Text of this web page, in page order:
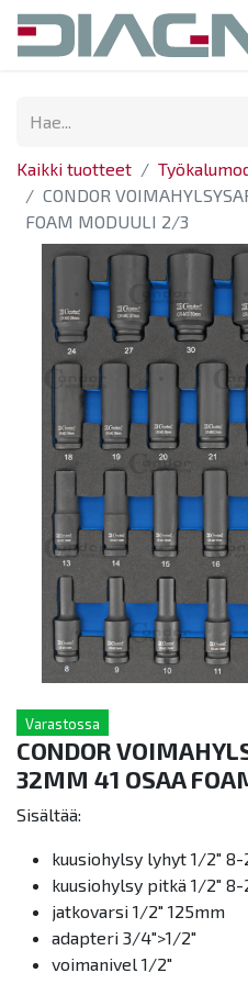
Kaikki tuotteet
CONDOR
FOAM MODUULI 2/3
Varastossa
CONDOR
32MM 41 OSAA
Sisältää:
kuusiohylsy lyhyt 1/2" 8-
kuusiohylsy pitkä 1/2" 8-
jatkovarsi 1/2" 125mm
adapteri 3/4">1/2"
voimanivel 1/2"